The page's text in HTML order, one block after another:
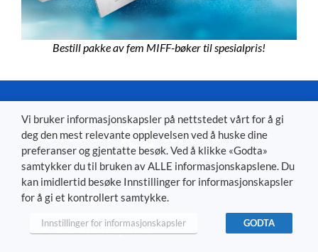
Bestill pakke av fem MIFF-bøker til spesialpris!
Kontakt MIFF
Kontaktskjema
Vi bruker informasjonskapsler på nettstedet vårt for å gi
deg den mest relevante opplevelsen ved å huske dine
preferanser og gjentatte besøk. Ved å klikke «Godta»
samtykker du til bruken av ALLE informasjonskapslene. Du
kan imidlertid besøke Innstillinger for informasjonskapsler
for å gi et kontrollert samtykke.
Innstillinger for informasjonskapsler GODTA